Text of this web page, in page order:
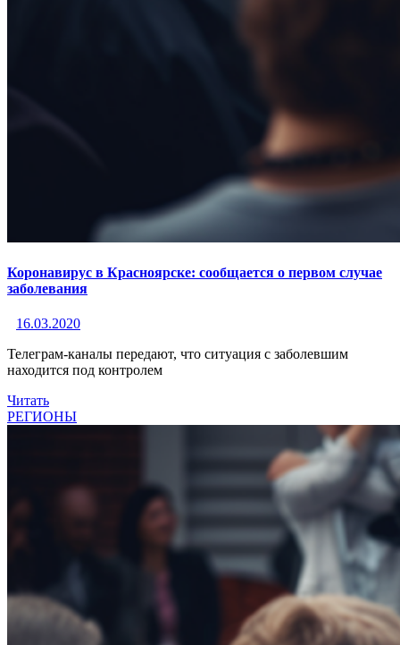
Коронавирус в Красноярске: сообщается о первом случае
заболевания
16.03.2020
Телеграм-каналы передают, что ситуация с заболевшим
находится под контролем
Читать
РЕГИОНЫ